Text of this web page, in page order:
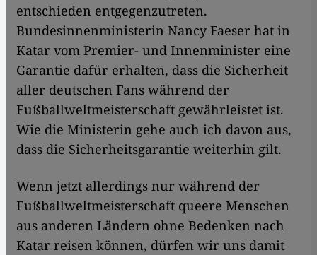
entschieden entgegenzutreten.
Bundesinnenministerin Nancy Faeser hat in
Katar vom Premier- und Innenminister eine
Garantie dafür erhalten, dass die Sicherheit
aller deutschen Fans während der
Fußballweltmeisterschaft gewährleistet ist.
Wie die Ministerin gehe auch ich davon aus,
dass die Sicherheitsgarantie weiterhin gilt.
Wenn jetzt allerdings nur während der
Fußballweltmeisterschaft queere Menschen
aus anderen Ländern ohne Bedenken nach
Katar reisen können, dürfen wir uns damit